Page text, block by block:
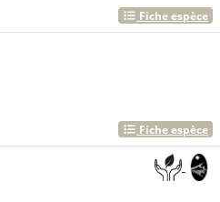
Fiche espèce
Fiche espèce